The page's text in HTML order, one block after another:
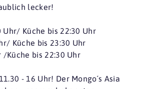
lecker!
Uhr/ Küche bis 22:30 Uhr
Küche bis 23:30 Uhr
/Küche bis 22:30 Uhr
- 16 Uhr! Der Mongo´s Asia